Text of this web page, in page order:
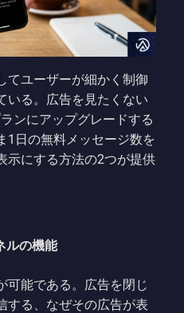
てユーザーが細かく制御
いる。広告を見たくない
ンにアップグレードする
1日の無料メッセージ数を
示にする方法の2つが提供
ルの機能
可能である。広告を閉じ
する、なぜその広告が表